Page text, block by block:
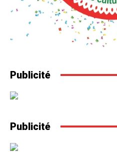
Publicité
Publicité